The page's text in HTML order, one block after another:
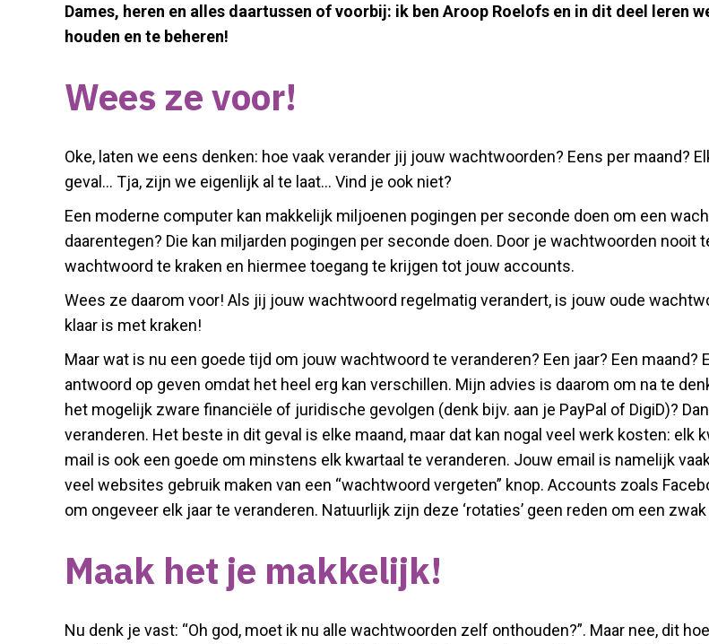
Dames, heren en alles daartussen of voorbij: ik ben Aroop Roelofs en in dit deel leren
houden en te beheren!
Wees ze voor!
Oke, laten we eens denken: hoe vaak verander jij jouw wachtwoorden? Eens per maand?
geval… Tja, zijn we eigenlijk al te laat… Vind je ook niet?
Een moderne computer kan makkelijk miljoenen pogingen per seconde doen om een
daarentegen? Die kan miljarden pogingen per seconde doen. Door je wachtwoorden
wachtwoord te kraken en hiermee toegang te krijgen tot jouw accounts.
Wees ze daarom voor! Als jij jouw wachtwoord regelmatig verandert, is jouw oude
klaar is met kraken!
Maar wat is nu een goede tijd om jouw wachtwoord te veranderen? Een jaar? Een maand?
antwoord op geven omdat het heel erg kan verschillen. Mijn advies is daarom om na te
het mogelijk zware financiële of juridische gevolgen (denk bijv. aan je PayPal of DigiD)?
veranderen. Het beste in dit geval is elke maand, maar dat kan nogal veel werk kosten:
mail is ook een goede om minstens elk kwartaal te veranderen. Jouw email is namelijk
veel websites gebruik maken van een “wachtwoord vergeten” knop. Accounts zoals
om ongeveer elk jaar te veranderen. Natuurlijk zijn deze ‘rotaties’ geen reden om een
Maak het je makkelijk!
Nu denk je vast: “Oh god, moet ik nu alle wachtwoorden zelf onthouden?”. Maar nee, dit